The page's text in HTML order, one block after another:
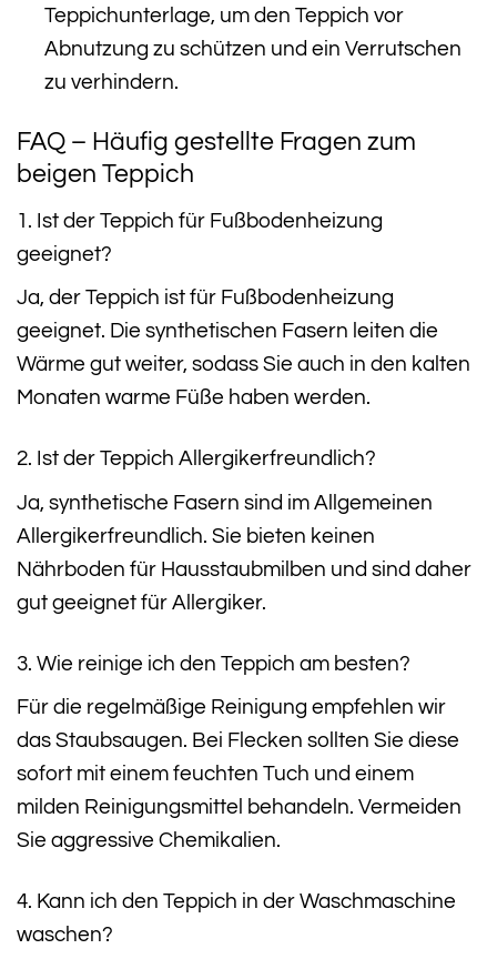
Teppichunterlage, um den Teppich vor
Abnutzung zu schützen und ein Verrutschen
zu verhindern.
FAQ – Häufig gestellte Fragen zum
beigen Teppich
1. Ist der Teppich für Fußbodenheizung
geeignet?
Ja, der Teppich ist für Fußbodenheizung
geeignet. Die synthetischen Fasern leiten die
Wärme gut weiter, sodass Sie auch in den kalten
Monaten warme Füße haben werden.
2. Ist der Teppich Allergikerfreundlich?
Ja, synthetische Fasern sind im Allgemeinen
Allergikerfreundlich. Sie bieten keinen
Nährboden für Hausstaubmilben und sind daher
gut geeignet für Allergiker.
3. Wie reinige ich den Teppich am besten?
Für die regelmäßige Reinigung empfehlen wir
das Staubsaugen. Bei Flecken sollten Sie diese
sofort mit einem feuchten Tuch und einem
milden Reinigungsmittel behandeln. Vermeiden
Sie aggressive Chemikalien.
4. Kann ich den Teppich in der Waschmaschine
waschen?